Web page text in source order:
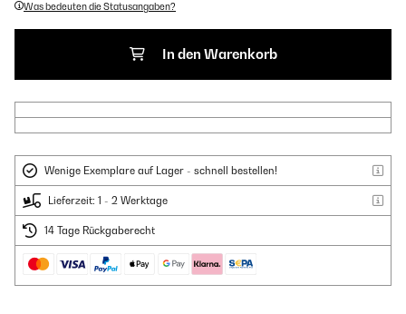
Was bedeuten die Statusangaben?
In den Warenkorb
Wenige Exemplare auf Lager - schnell bestellen!
Lieferzeit: 1 - 2 Werktage
14 Tage Rückgaberecht